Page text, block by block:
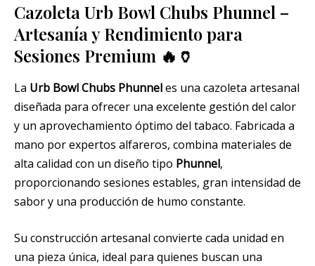
Cazoleta Urb Bowl Chubs Phunnel –
Artesanía y Rendimiento para
Sesiones Premium 🔥🏺
La Urb Bowl Chubs Phunneles una cazoleta artesanal
diseñada para ofrecer una excelente gestión del calor
y un aprovechamiento óptimo del tabaco. Fabricada a
mano por expertos alfareros, combina materiales de
alta calidad con un diseño tipo Phunnel,
proporcionando sesiones estables, gran intensidad de
sabor y una producción de humo constante.
Su construcción artesanal convierte cada unidad en
una pieza única, ideal para quienes buscan una